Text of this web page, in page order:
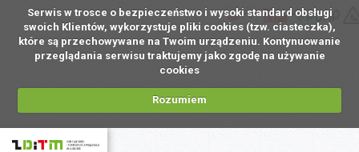
Serwis w trosce o bezpieczeństwo i wysoki standard obsługi
swoich Klientów, wykorzystuje pliki cookies (tzw. ciasteczka),
które są przechowywane na Twoim urządzeniu. Kontynuowanie
przeglądania serwisu traktujemy jako zgodę na używanie
cookies
Rozumiem
PL